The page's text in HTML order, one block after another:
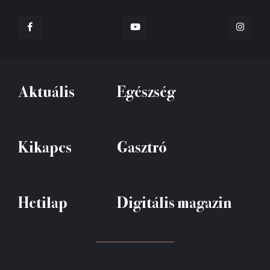
Aktuális Egészség
Kikapcs Gasztró
Hetilap Digitális magazin